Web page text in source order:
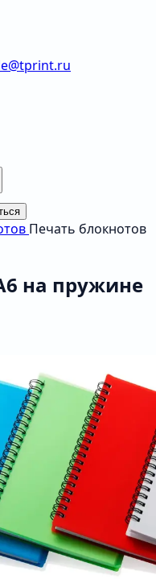
Печать блокнотов
на пружине